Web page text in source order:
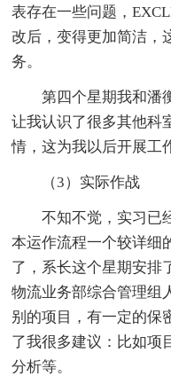
表存在一些问题，
改后，变得更加简洁，
务。
第四个星期我和潘
让我认识了很多其他科
情，这为我以后开展工
（3）实际作战
不知不觉，实习已
本运作流程一个较详细
了，系长这个星期安
物流业务部综合管理组
别的项目，有一定的保
了我很多建议：比如项
分析等。